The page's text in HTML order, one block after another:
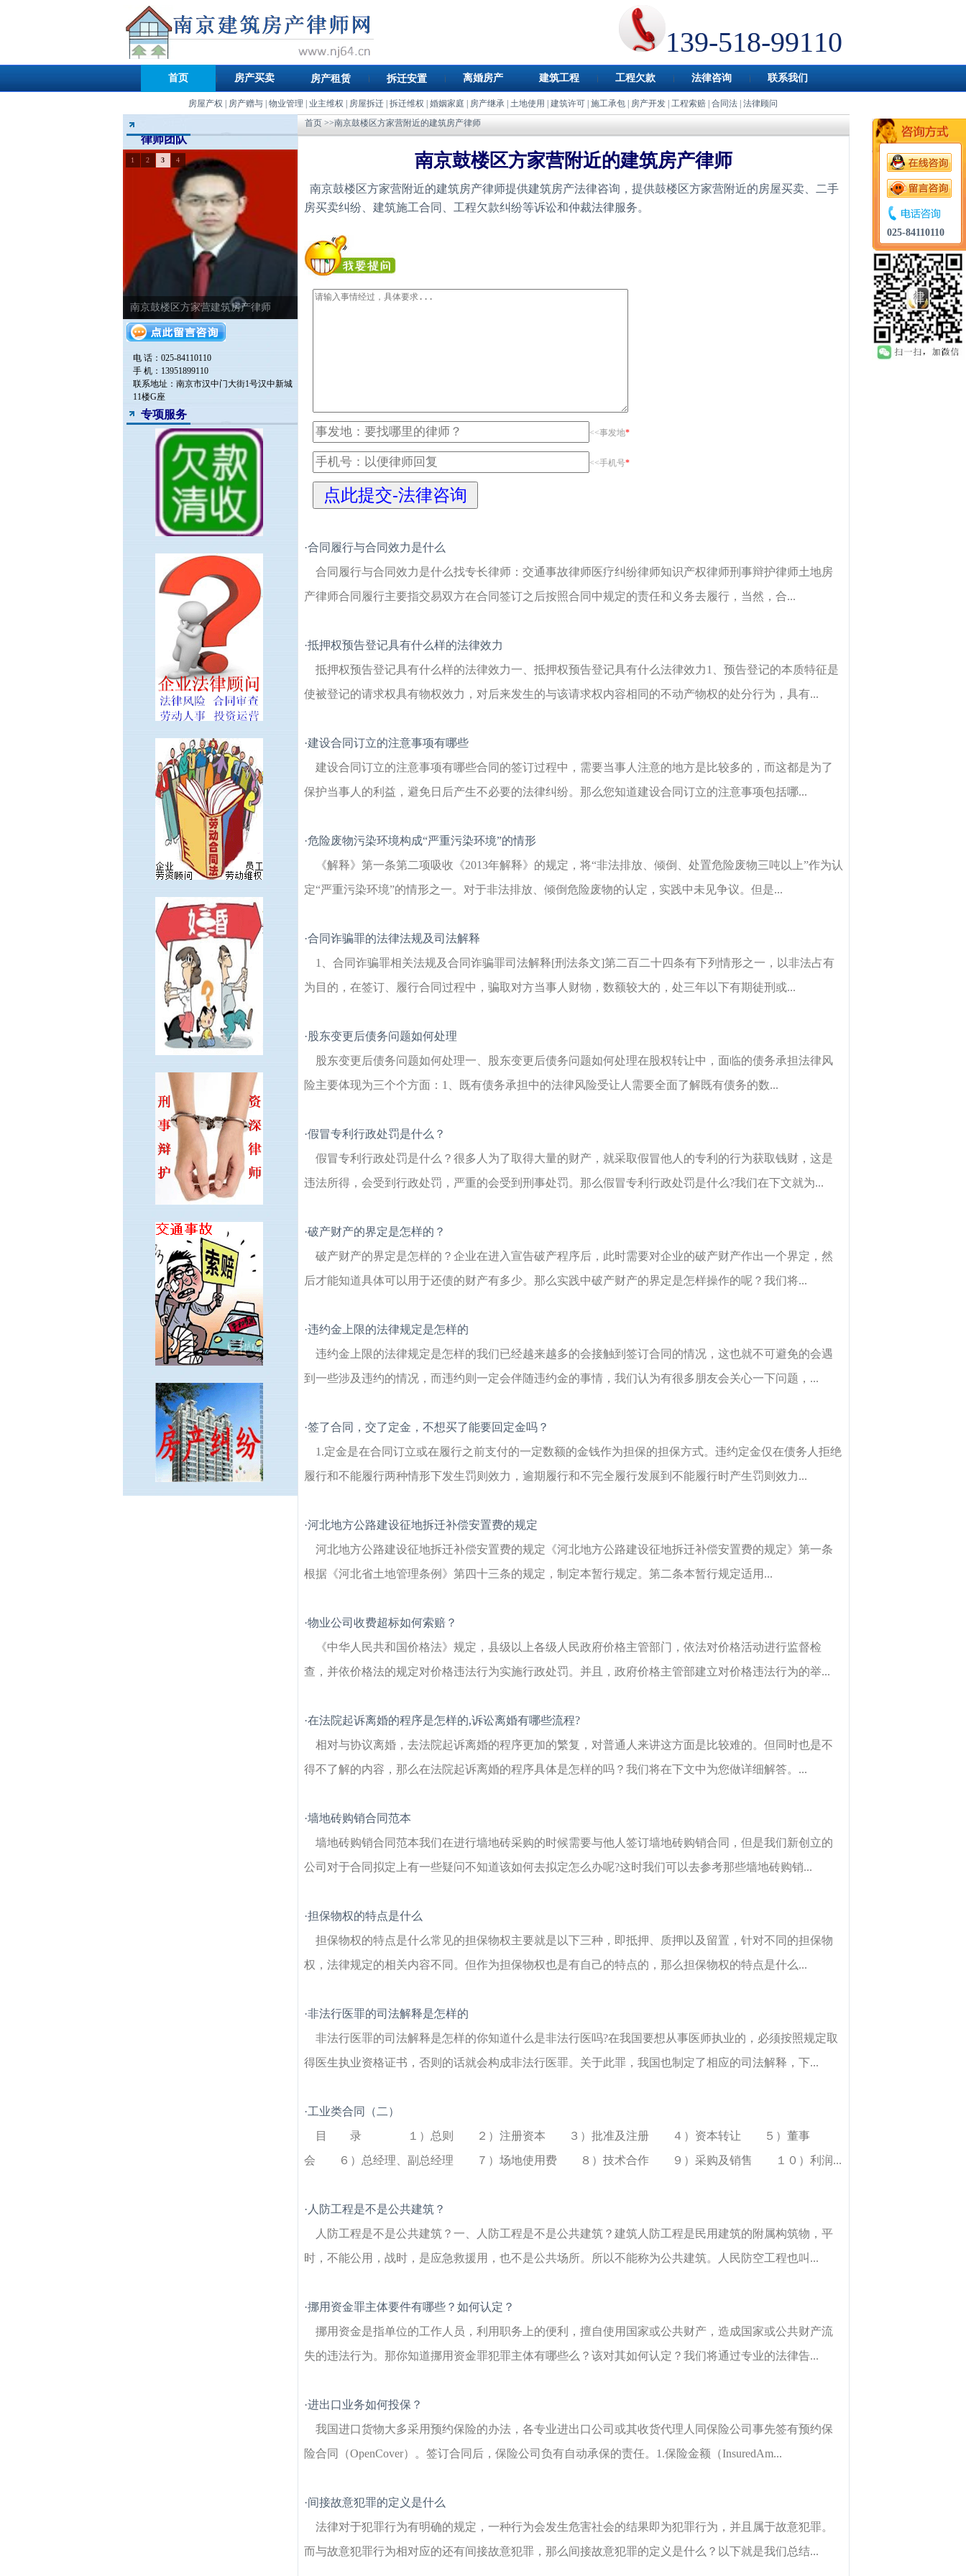
139-518-99110
首页 房产买卖 房产租赁 拆迁安置 离婚房产 建筑工程 工程欠款 法律咨询 联系我们
房屋产权 房产赠与 物业管理 业主维权 房屋拆迁 拆迁维权 婚姻家庭 房产继承 土地使用 建筑许可 施工承包 房产开发 工程索赔 合同法 法律顾问
律师团队
南京鼓楼区方家营建筑房产律师
1 2 3 4
电 话：025-84110110
手 机：13951899110
联系地址：南京市汉中门大街1号汉中新城
11楼G座
专项服务
首页>>南京鼓楼区方家营附近的建筑房产律师
南京鼓楼区方家营附近的建筑房产律师
南京鼓楼区方家营附近的建筑房产律师提供建筑房产法律咨询，提供鼓楼区方家营附近的房屋买卖、二手
房买卖纠纷、建筑施工合同、工程欠款纠纷等诉讼和仲裁法律服务。
<<事发地*
<<手机号*
·合同履行与合同效力是什么
合同履行与合同效力是什么找专长律师：交通事故律师医疗纠纷律师知识产权律师刑事辩护律师土地房
产律师合同履行主要指交易双方在合同签订之后按照合同中规定的责任和义务去履行，当然，合...
·抵押权预告登记具有什么样的法律效力
抵押权预告登记具有什么样的法律效力一、抵押权预告登记具有什么法律效力1、预告登记的本质特征是
使被登记的请求权具有物权效力，对后来发生的与该请求权内容相同的不动产物权的处分行为，具有...
·建设合同订立的注意事项有哪些
建设合同订立的注意事项有哪些合同的签订过程中，需要当事人注意的地方是比较多的，而这都是为了
保护当事人的利益，避免日后产生不必要的法律纠纷。那么您知道建设合同订立的注意事项包括哪...
·危险废物污染环境构成“严重污染环境”的情形
《解释》第一条第二项吸收《2013年解释》的规定，将“非法排放、倾倒、处置危险废物三吨以上”作为认
定“严重污染环境”的情形之一。对于非法排放、倾倒危险废物的认定，实践中未见争议。但是...
·合同诈骗罪的法律法规及司法解释
1、合同诈骗罪相关法规及合同诈骗罪司法解释[刑法条文]第二百二十四条有下列情形之一，以非法占有
为目的，在签订、履行合同过程中，骗取对方当事人财物，数额较大的，处三年以下有期徒刑或...
· 股东变更后债务问题如何处理
股东变更后债务问题如何处理一、股东变更后债务问题如何处理在股权转让中，面临的债务承担法律风
险主要体现为三个个方面：1、既有债务承担中的法律风险受让人需要全面了解既有债务的数...
·假冒专利行政处罚是什么？
假冒专利行政处罚是什么？很多人为了取得大量的财产，就采取假冒他人的专利的行为获取钱财，这是
违法所得，会受到行政处罚，严重的会受到刑事处罚。那么假冒专利行政处罚是什么?我们在下文就为...
·破产财产的界定是怎样的？
破产财产的界定是怎样的？企业在进入宣告破产程序后，此时需要对企业的破产财产作出一个界定，然
后才能知道具体可以用于还债的财产有多少。那么实践中破产财产的界定是怎样操作的呢？我们将...
·违约金上限的法律规定是怎样的
违约金上限的法律规定是怎样的我们已经越来越多的会接触到签订合同的情况，这也就不可避免的会遇
到一些涉及违约的情况，而违约则一定会伴随违约金的事情，我们认为有很多朋友会关心一下问题，...
·签了合同，交了定金，不想买了能要回定金吗？
1.定金是在合同订立或在履行之前支付的一定数额的金钱作为担保的担保方式。违约定金仅在债务人拒绝
履行和不能履行两种情形下发生罚则效力，逾期履行和不完全履行发展到不能履行时产生罚则效力...
·河北地方公路建设征地拆迁补偿安置费的规定
河北地方公路建设征地拆迁补偿安置费的规定《河北地方公路建设征地拆迁补偿安置费的规定》第一条
根据《河北省土地管理条例》第四十三条的规定，制定本暂行规定。第二条本暂行规定适用...
·物业公司收费超标如何索赔？
《中华人民共和国价格法》规定，县级以上各级人民政府价格主管部门，依法对价格活动进行监督检
查，并依价格法的规定对价格违法行为实施行政处罚。并且，政府价格主管部建立对价格违法行为的举...
·在法院起诉离婚的程序是怎样的,诉讼离婚有哪些流程?
相对与协议离婚，去法院起诉离婚的程序更加的繁复，对普通人来讲这方面是比较难的。但同时也是不
得不了解的内容，那么在法院起诉离婚的程序具体是怎样的吗？我们将在下文中为您做详细解答。...
·墙地砖购销合同范本
墙地砖购销合同范本我们在进行墙地砖采购的时候需要与他人签订墙地砖购销合同，但是我们新创立的
公司对于合同拟定上有一些疑问不知道该如何去拟定怎么办呢?这时我们可以去参考那些墙地砖购销...
·担保物权的特点是什么
担保物权的特点是什么常见的担保物权主要就是以下三种，即抵押、质押以及留置，针对不同的担保物
权，法律规定的相关内容不同。但作为担保物权也是有自己的特点的，那么担保物权的特点是什么...
·非法行医罪的司法解释是怎样的
非法行医罪的司法解释是怎样的你知道什么是非法行医吗?在我国要想从事医师执业的，必须按照规定取
得医生执业资格证书，否则的话就会构成非法行医罪。关于此罪，我国也制定了相应的司法解释，下...
·工业类合同（二）
目 录 １）总则 ２）注册资本 ３）批准及注册 ４）资本转让 ５）董事
会 ６）总经理、副总经理 ７）场地使用费 ８）技术合作 ９）采购及销售 １０）利润...
· 人防工程是不是公共建筑？
人防工程是不是公共建筑？一、人防工程是不是公共建筑？建筑人防工程是民用建筑的附属构筑物，平
时，不能公用，战时，是应急救援用，也不是公共场所。所以不能称为公共建筑。人民防空工程也叫...
·挪用资金罪主体要件有哪些？如何认定？
挪用资金是指单位的工作人员，利用职务上的便利，擅自使用国家或公共财产，造成国家或公共财产流
失的违法行为。那你知道挪用资金罪犯罪主体有哪些么？该对其如何认定？我们将通过专业的法律告...
·进出口业务如何投保？
我国进口货物大多采用预约保险的办法，各专业进出口公司或其收货代理人同保险公司事先签有预约保
险合同（OpenCover）。签订合同后，保险公司负有自动承保的责任。1.保险金额（InsuredAm...
·间接故意犯罪的定义是什么
法律对于犯罪行为有明确的规定，一种行为会发生危害社会的结果即为犯罪行为，并且属于故意犯罪。
而与故意犯罪行为相对应的还有间接故意犯罪，那么间接故意犯罪的定义是什么？以下就是我们总结...
025-84110110